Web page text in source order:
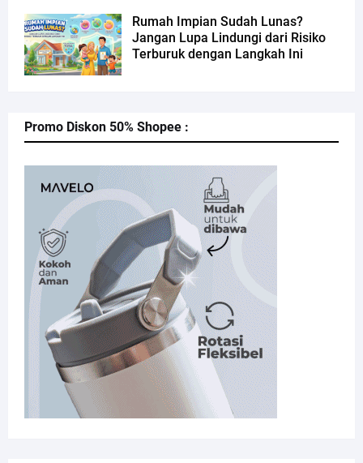
Rumah Impian Sudah Lunas?
Jangan Lupa Lindungi dari Risiko
Terburuk dengan Langkah Ini
Promo Diskon 50% Shopee :